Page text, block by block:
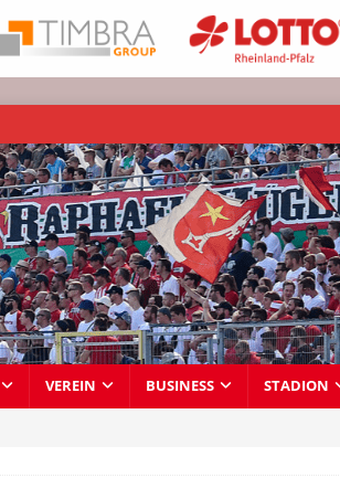
VEREIN BUSINESS STADION